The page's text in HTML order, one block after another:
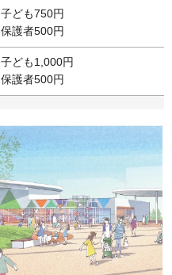
子ども750円
保護者500円
子ども1,000円
保護者500円